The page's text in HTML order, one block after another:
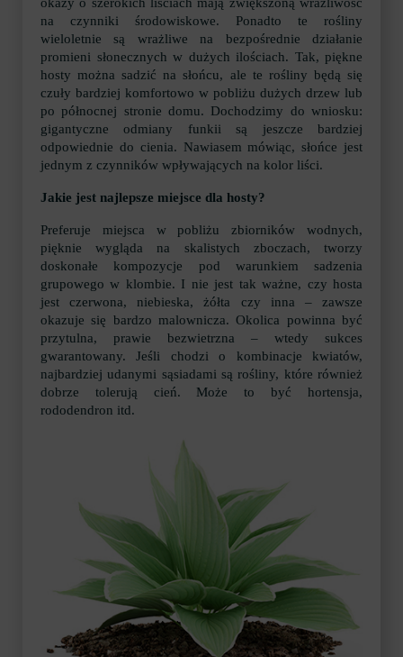
na czynniki środowiskowe. Ponadto te rośliny
wieloletnie są wrażliwe na bezpośrednie działanie
promieni słonecznych w dużych ilościach. Tak, piękne
hosty można sadzić na słońcu, ale te rośliny będą się
czuły bardziej komfortowo w pobliżu dużych drzew lub
po północnej stronie domu. Dochodzimy do wniosku:
gigantyczne odmiany funkii są jeszcze bardziej
odpowiednie do cienia. Nawiasem mówiąc, słońce jest
jednym z czynników wpływających na kolor liści.
Jakie jest najlepsze miejsce dla hosty?
Preferuje miejsca w pobliżu zbiorników wodnych,
pięknie wygląda na skalistych zboczach, tworzy
doskonałe kompozycje pod warunkiem sadzenia
grupowego w klombie. I nie jest tak ważne, czy hosta
jest czerwona, niebieska, żółta czy inna – zawsze
okazuje się bardzo malownicza. Okolica powinna być
przytulna, prawie bezwietrzna – wtedy sukces
gwarantowany. Jeśli chodzi o kombinacje kwiatów,
najbardziej udanymi sąsiadami są rośliny, które również
dobrze tolerują cień. Może to być hortensja,
rododendron itd.